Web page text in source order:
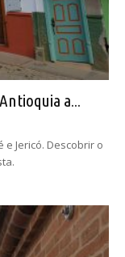
a...
Jericó. Descobrir o